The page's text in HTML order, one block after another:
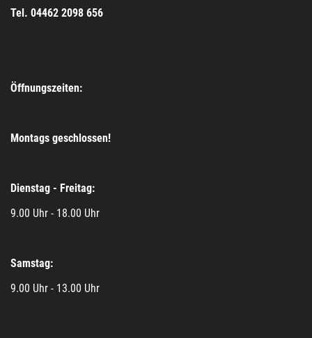
Tel. 04462 2098 656
Öffnungszeiten:
Montags geschlossen!
Dienstag - Freitag:
9.00 Uhr - 18.00 Uhr
Samstag:
9.00 Uhr - 13.00 Uhr